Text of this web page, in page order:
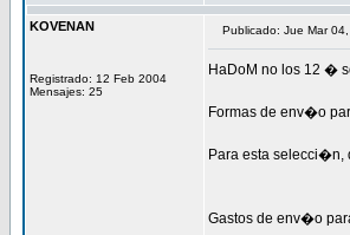
KOVENAN
Registrado: 12 Feb 2004
Mensajes: 25
Publicado: Jue Mar
HaDoM no los 12 �
Formas de env�o
Para esta selecci�n,
Gastos de env�o